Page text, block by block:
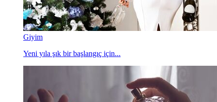
Giyim
Yeni yıla şık bir başlangıç için...